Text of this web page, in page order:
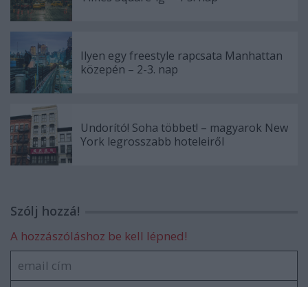
Ilyen egy freestyle rapcsata Manhattan
közepén – 2-3. nap
Undorító! Soha többet! – magyarok New
York legrosszabb hoteleiről
Szólj hozzá!
A hozzászóláshoz be kell lépned!